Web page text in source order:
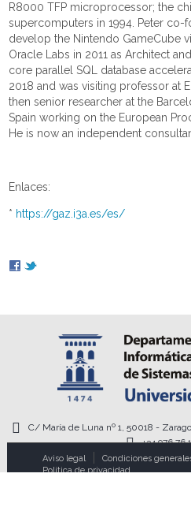
R8000 TFP microprocessor; the
supercomputers in 1994. Peter co-
develop the Nintendo GameCube
Oracle Labs in 2011 as Architect
core parallel SQL database
2018 and was visiting professor at
then senior researcher at the
Spain working on the European
He is now an independent
Enlaces:
* https://gaz.i3a.es/es/
C/ María de Luna nº 1, 50018 -
+34 976 76
Aviso legal
Condiciones
Política de privacidad